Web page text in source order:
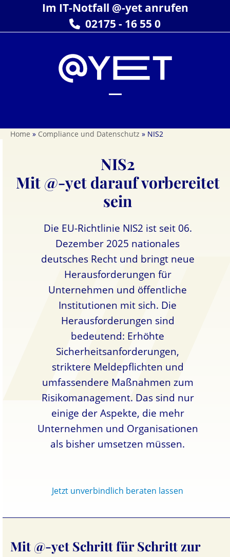
content
Im IT-Notfall @-yet anrufen
02175 - 16 55 0
menu
menu
Home » Compliance und Datenschutz » NIS2
NIS2
Mit @-yet darauf vorbereitet
sein
Die EU-Richtlinie NIS2 ist seit 06.
Dezember 2025 nationales
deutsches Recht und bringt neue
Herausforderungen für
Unternehmen und öffentliche
Institutionen mit sich. Die
Herausforderungen sind
bedeutend: Erhöhte
Sicherheitsanforderungen,
striktere Meldepflichten und
umfassendere Maßnahmen zum
Risikomanagement. Das sind nur
einige der Aspekte, die mehr
Unternehmen und Organisationen
als bisher umsetzen müssen.
Jetzt unverbindlich beraten lassen
Mit @-yet Schritt für Schritt zur